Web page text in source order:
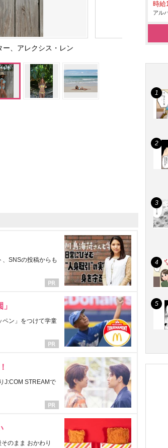
、アレクシス・レン
、SNSの投稿からも
ペン」をつけて学童
J:COM STREAMで
のまま おかわり
時給
アル